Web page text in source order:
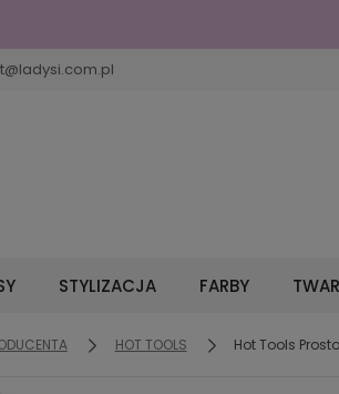
STYLIZACJA FARBY
HOT TOOLS Hot Tools